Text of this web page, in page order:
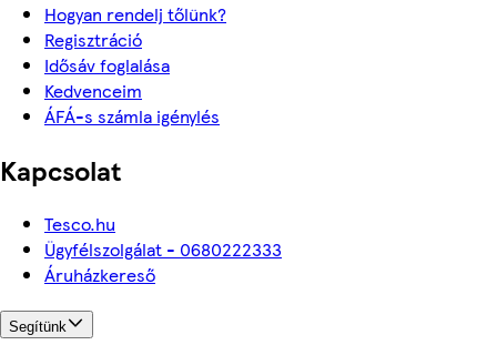
Hogyan rendelj tőlünk?
Regisztráció
Idősáv foglalása
Kedvenceim
ÁFÁ-s számla igénylés
Kapcsolat
Tesco.hu
Ügyfélszolgálat - 0680222333
Áruházkereső
Segítünk